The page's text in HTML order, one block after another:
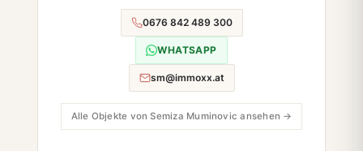
0676 842 489 300
WHATSAPP
sm@immoxx.at
Alle Objekte von Semiza Muminovic ansehen →